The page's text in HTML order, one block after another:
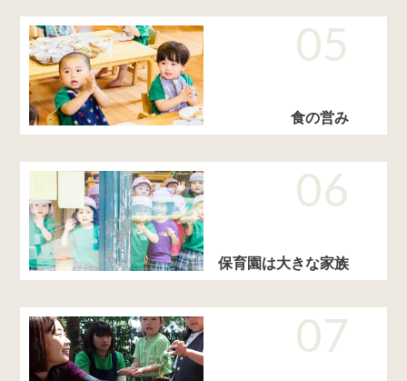
05
食の営み
06
保育園は大きな家族
07